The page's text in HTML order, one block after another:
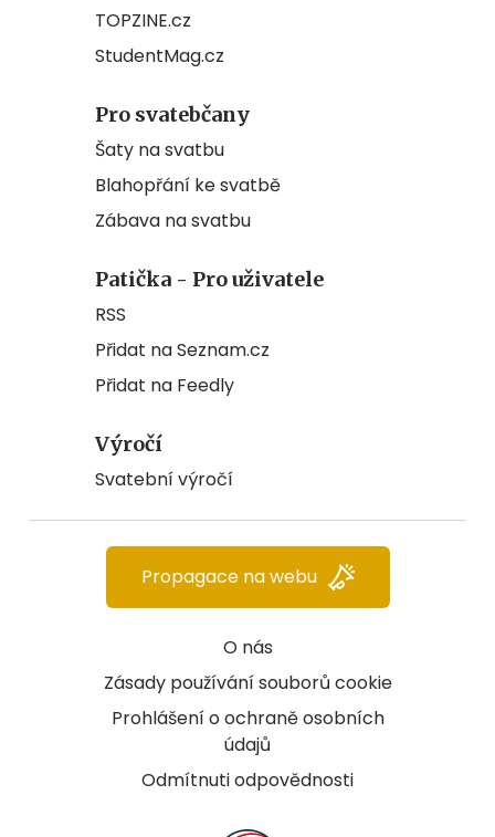
TOPZINE.cz
StudentMag.cz
Pro svatebčany
Šaty na svatbu
Blahopřání ke svatbě
Zábava na svatbu
Patička - Pro uživatele
RSS
Přidat na Seznam.cz
Přidat na Feedly
Výročí
Svatební výročí
O nás
Zásady používání souborů cookie
Prohlášení o ochraně osobních
údajů
Odmítnuti odpovědnosti
Propagace na webu